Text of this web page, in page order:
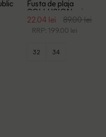
Fusta de plaja
COLLUSION, mix culori
22.04 lei 89.00 lei
RRP: 199.00 lei
32 34